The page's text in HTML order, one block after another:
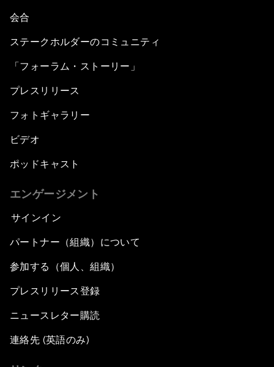
会合
ステークホルダーのコミュニティ
「フォーラム・ストーリー」
プレスリリース
フォトギャラリー
ビデオ
ポッドキャスト
エンゲージメント
サインイン
パートナー（組織）について
参加する（個人、組織）
プレスリリース登録
ニュースレター購読
連絡先 (英語のみ)